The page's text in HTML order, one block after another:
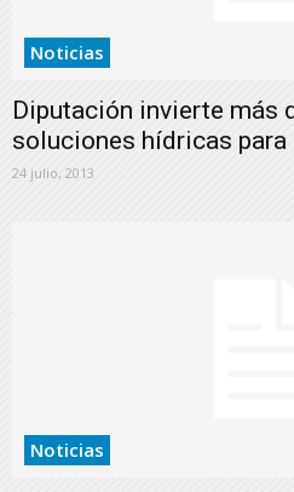
Noticias
Diputación invierte más
soluciones hídricas para
24 julio, 2013
Noticias